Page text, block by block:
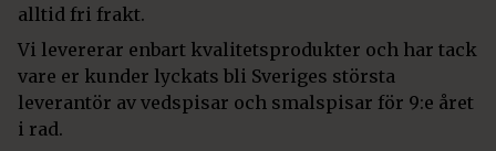
alltid fri frakt.
Vi levererar enbart kvalitetsprodukter och har tack
vare er kunder lyckats bli Sveriges största
leverantör av vedspisar och smalspisar för 9:e året
i rad.